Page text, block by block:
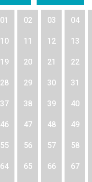
01 02 03 04
10 11 12 13
19 20 21 22
28 29 30 31
37 38 39 40
46 47 48 49
55 56 57 58
64 65 66 67